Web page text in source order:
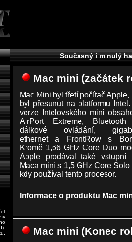
a
Současný i minulý
Mac mini (začátek
Mac Mini byl třetí počítač Apple,
byl přesunut na platformu
verze Intelovského mini
AirPort Extreme, Bluetooth
dálkové ovládání,
ethernet a FrontRow s
Kromě 1,66 GHz Core Duo
Apple prodával také vstupní
Maca mini s 1,5 GHz Core
kdy používal tento procesor.
Informace o produktu Mac
Mac mini (Konec